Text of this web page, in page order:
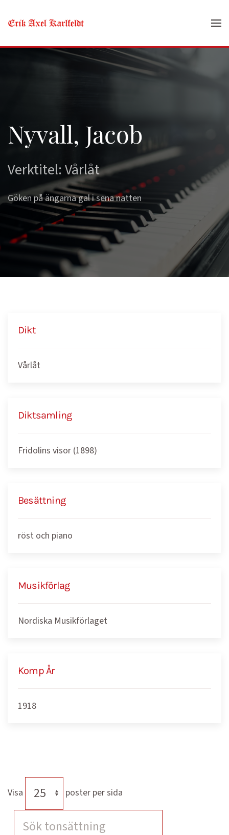
Skip to main content
Nyvall, Jacob
Verktitel: Vårlåt
Göken på ängarna gal i sena natten
Dikt
Vårlåt
Diktsamling
Fridolins visor (1898)
Besättning
röst och piano
Musikförlag
Nordiska Musikförlaget
Komp År
1918
Visa poster per sida